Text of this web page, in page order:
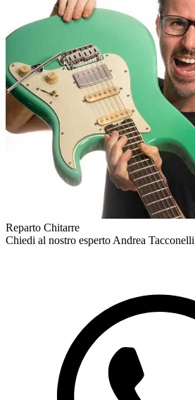
Reparto Chitarre
Chiedi al nostro espertoAndrea Tacconelli